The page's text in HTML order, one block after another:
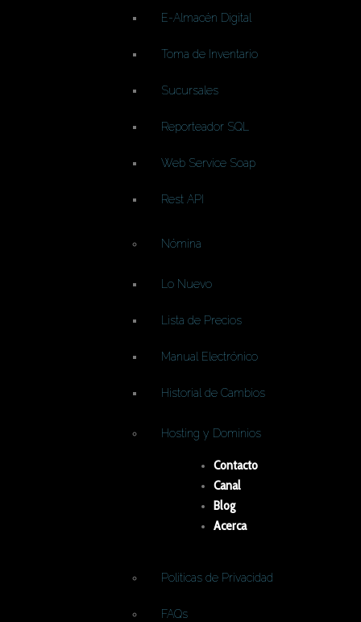
E-Almacén Digital
Toma de Inventario
Sucursales
Reporteador SQL
Web Service Soap
Rest API
Nómina
Lo Nuevo
Lista de Precios
Manual Electrónico
Historial de Cambios
Hosting y Dominios
Contacto
Canal
Blog
Acerca
Politicas de Privacidad
FAQs